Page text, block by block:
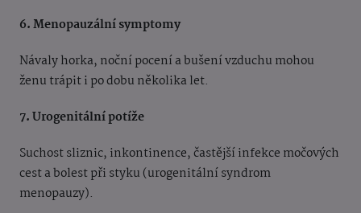
6. Menopauzální symptomy
Návaly horka, noční pocení a bušení vzduchu mohou
ženu trápit i po dobu několika let.
7. Urogenitální potíže
Suchost sliznic, inkontinence, častější infekce močových
cest a bolest při styku (urogenitální syndrom
menopauzy).